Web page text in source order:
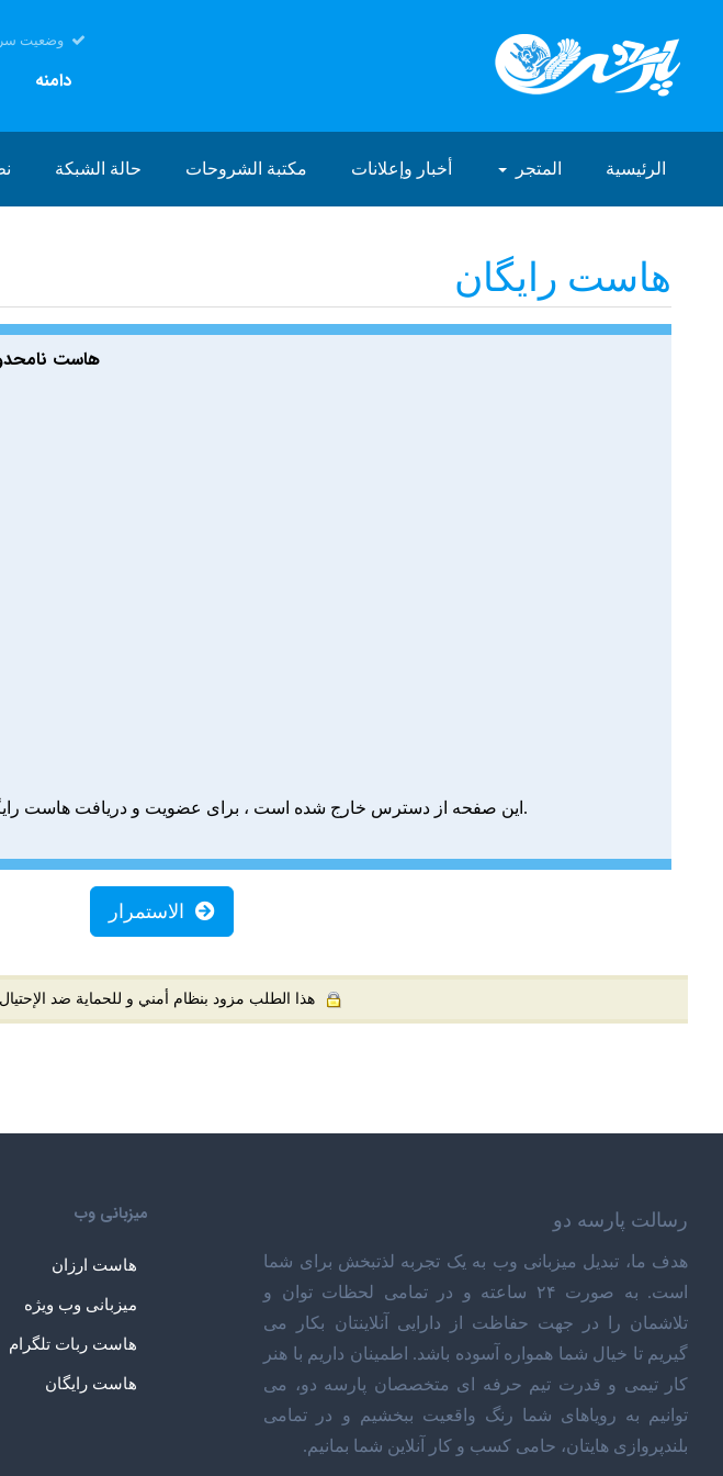
دامنه
وضعیت
الرئيسية المتجر أخبار وإعلانات مكتبة الشروحات حالة الشبكة
هاست رایگان
هاست
این صفحه از دسترس خارج شده است ، برای عضویت و دریافت هاست
هذا الطلب مزود بنظام أمني و للحماية ضد
رسالت پارسه دو
هدف ما، تبدیل میزبانی وب به یک تجربه لذتبخش برای شما
است. به صورت ۲۴ ساعته و در تمامی لحظات توان و
تلاشمان را در جهت حفاظت از دارایی آنلاینتان بکار می
گیریم تا خیال شما همواره آسوده باشد. اطمینان داریم با هنر
کار تیمی و قدرت تیم حرفه ای متخصصان پارسه دو، می
توانیم به رویاهای شما رنگ واقعیت ببخشیم و در تمامی
بلندپروازی هایتان، حامی کسب و کار آنلاین شما بمانیم.
میزبانی وب
هاست ارزان
میزبانی وب ویژه
هاست ربات تلگرام
هاست رایگان